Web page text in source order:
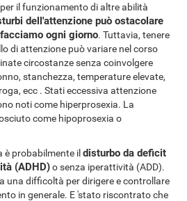
il funzionamento di altre abilità
dell'attenzione può ostacolare
ogni giorno. Tuttavia, tenere
di attenzione può variare nel corso
circostanze senza coinvolgere
stanchezza, temperature elevate,
ecc . Stati eccessiva attenzione
noti come hiperprosexia. La
come hipoprosexia o
è probabilmente ildisturbo da deficit
(ADHD)o senza iperattività (ADD).
una difficoltà per dirigere e controllare
in generale. E 'stato riscontrato che